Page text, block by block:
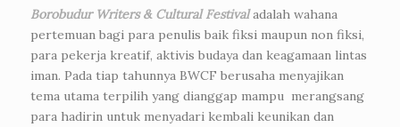
Borobudur Writers & Cultural Festivaladalah wahana
pertemuan bagi para penulis baik fiksi maupun non fiksi,
para pekerja kreatif, aktivis budaya dan keagamaan lintas
iman. Pada tiap tahunnya BWCF berusaha menyajikan
tema utama terpilih yang dianggap mampu merangsang
para hadirin untuk menyadari kembali keunikan dan